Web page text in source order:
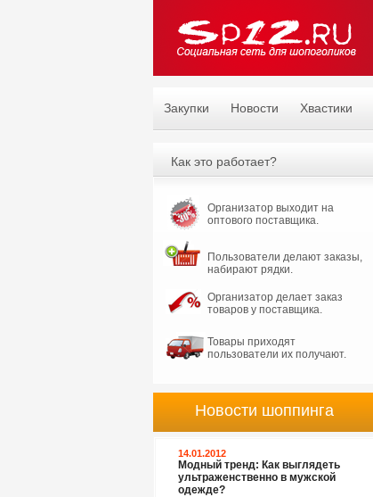
Закупки Новости Хвастики
Как это работает?
Организатор выходит на
оптового поставщика.
Пользователи делают заказы,
набирают рядки.
Организатор делает заказ
товаров у поставщика.
Товары приходят
пользователи их получают.
Новости шоппинга
14.01.2012
Модный тренд: Как выглядеть
ультраженственно в мужской
одежде?